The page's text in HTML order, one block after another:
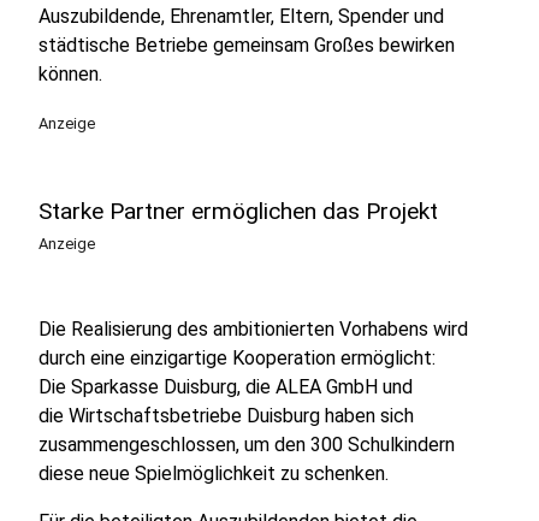
Auszubildende, Ehrenamtler, Eltern, Spender und
städtische Betriebe gemeinsam Großes bewirken
können.
Anzeige
Starke Partner ermöglichen das Projekt
Anzeige
Die Realisierung des ambitionierten Vorhabens wird
durch eine einzigartige Kooperation ermöglicht:
Die Sparkasse Duisburg, die ALEA GmbH und
die Wirtschaftsbetriebe Duisburg haben sich
zusammengeschlossen, um den 300 Schulkindern
diese neue Spielmöglichkeit zu schenken.